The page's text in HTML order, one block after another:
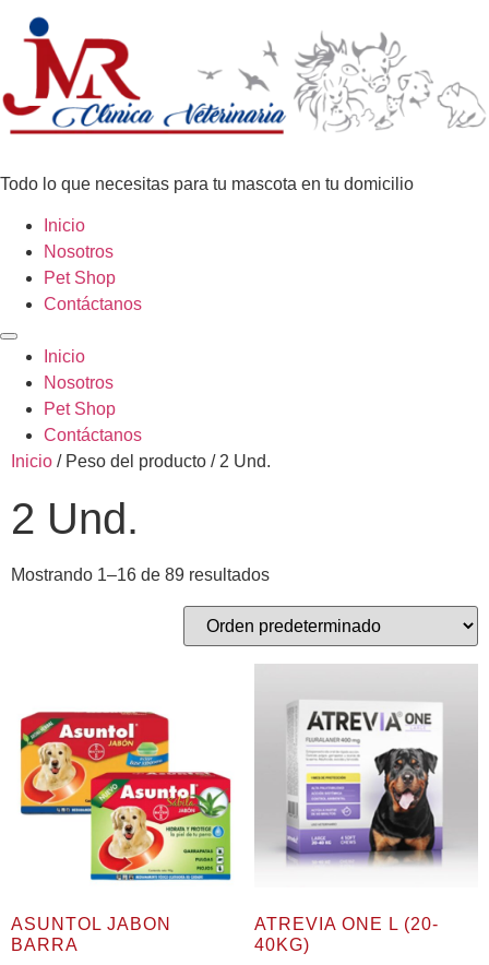
Todo lo que necesitas para tu mascota en tu domicilio
Inicio
Nosotros
Pet Shop
Contáctanos
Inicio
Nosotros
Pet Shop
Contáctanos
Inicio / Peso del producto / 2 Und.
2 Und.
Mostrando 1–16 de 89 resultados
ASUNTOL JABON
BARRA
ATREVIA ONE L (20-
40KG)